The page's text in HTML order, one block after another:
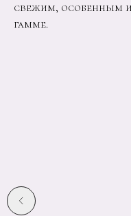
свежим, особенным
гамме.